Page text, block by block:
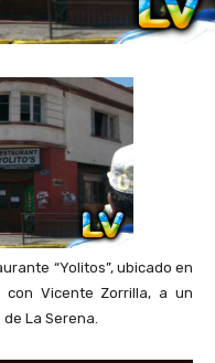
“Yolitos”, ubicado en
Vicente Zorrilla, a un
La Serena.